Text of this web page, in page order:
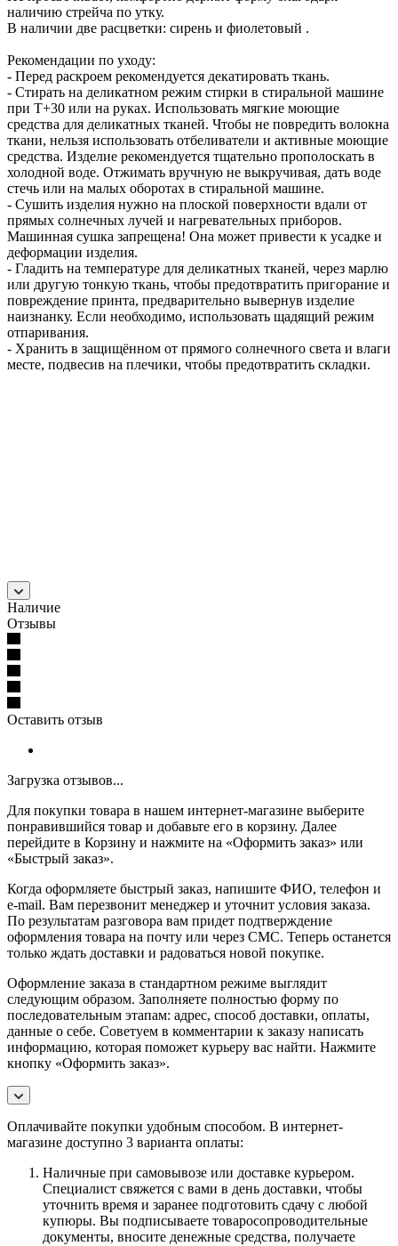
наличию стрейча по утку.
В наличии две расцветки: сирень и фиолетовый .
Рекомендации по уходу:
- Перед раскроем рекомендуется декатировать ткань.
- Стирать на деликатном режим стирки в стиральной машине
при Т+30 или на руках. Использовать мягкие моющие
средства для деликатных тканей. Чтобы не повредить волокна
ткани, нельзя использовать отбеливатели и активные моющие
средства. Изделие рекомендуется тщательно прополоскать в
холодной воде. Отжимать вручную не выкручивая, дать воде
стечь или на малых оборотах в стиральной машине.
- Сушить изделия нужно на плоской поверхности вдали от
прямых солнечных лучей и нагревательных приборов.
Машинная сушка запрещена! Она может привести к усадке и
деформации изделия.
- Гладить на температуре для деликатных тканей, через марлю
или другую тонкую ткань, чтобы предотвратить пригорание и
повреждение принта, предварительно вывернув изделие
наизнанку. Если необходимо, использовать щадящий режим
отпаривания.
- Хранить в защищённом от прямого солнечного света и влаги
месте, подвесив на плечики, чтобы предотвратить складки.
Наличие
Отзывы
Оставить отзыв
Загрузка отзывов...
Для покупки товара в нашем интернет-магазине выберите
понравившийся товар и добавьте его в корзину. Далее
перейдите в Корзину и нажмите на «Оформить заказ» или
«Быстрый заказ».
Когда оформляете быстрый заказ, напишите ФИО, телефон и
e-mail. Вам перезвонит менеджер и уточнит условия заказа.
По результатам разговора вам придет подтверждение
оформления товара на почту или через СМС. Теперь останется
только ждать доставки и радоваться новой покупке.
Оформление заказа в стандартном режиме выглядит
следующим образом. Заполняете полностью форму по
последовательным этапам: адрес, способ доставки, оплаты,
данные о себе. Советуем в комментарии к заказу написать
информацию, которая поможет курьеру вас найти. Нажмите
кнопку «Оформить заказ».
Оплачивайте покупки удобным способом. В интернет-
магазине доступно 3 варианта оплаты:
Наличные при самовывозе или доставке курьером.
Специалист свяжется с вами в день доставки, чтобы
уточнить время и заранее подготовить сдачу с любой
купюры. Вы подписываете товаросопроводительные
документы, вносите денежные средства, получаете